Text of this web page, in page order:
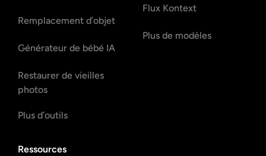
Remplacement d’objet
Générateur de bébé IA
Restaurer de vieilles
photos
Plus d’outils
Flux Kontext
Plus de modèles
Ressources